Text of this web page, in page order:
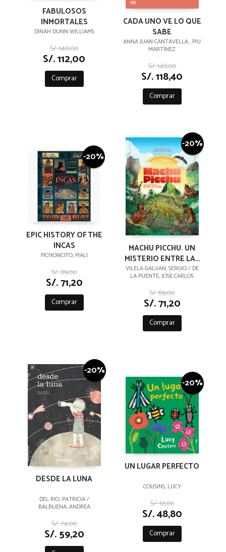
FABULOSOS
INMORTALES
DINAH DUNN WILLIAMS
S/. 140,00
S/. 112,00
Comprar
CADA UNO VE LO QUE
SABE
ANNA JUAN CANTAVELLA , PIU
MARTÍNEZ
S/. 148,00
S/. 118,40
Comprar
-20%
EPIC HISTORY OF THE
INCAS
PICHONCITO, MALI
S/. 89,00
S/. 71,20
Comprar
-20%
MACHU PICCHU. UN
MISTERIO ENTRE LAS
NUBES
VILELA GALVAN, SERGIO / DE
LA PUENTE, JOSE CARLOS
S/. 89,00
S/. 71,20
Comprar
-20%
DESDE LA LUNA
DEL RIO, PATRICIA /
BALBUENA, ANDREA
S/. 74,00
S/. 59,20
-20%
UN LUGAR PERFECTO
COUSINS, LUCY
S/. 61,00
S/. 48,80
Comprar